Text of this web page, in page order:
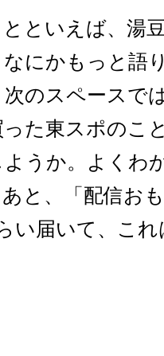
といえば、湯
にかもっと語
のスペースで
た東スポのこ
うか。よくわ
と、「配信お
い届いて、こ